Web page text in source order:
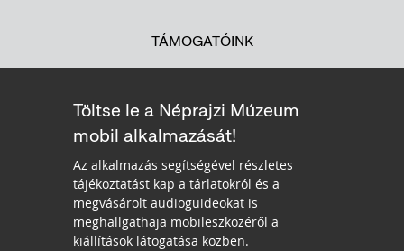
TÁMOGATÓINK
Töltse le a Néprajzi Múzeum
mobil alkalmazását!
Az alkalmazás segítségével részletes
tájékoztatást kap a tárlatokról és a
megvásárolt audioguideokat is
meghallgathaja mobileszközéről a
kiállítások látogatása közben.